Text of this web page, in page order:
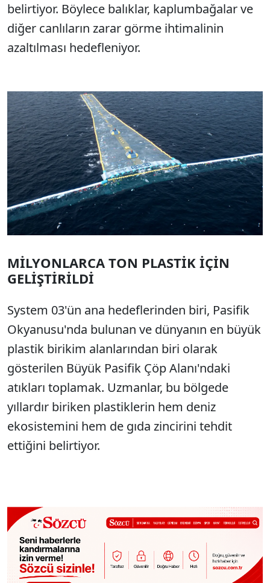
belirtiyor. Böylece balıklar, kaplumbağalar ve
diğer canlıların zarar görme ihtimalinin
azaltılması hedefleniyor.
MİLYONLARCA TON PLASTİK İÇİN
GELİŞTİRİLDİ
System 03'ün ana hedeflerinden biri, Pasifik
Okyanusu'nda bulunan ve dünyanın en büyük
plastik birikim alanlarından biri olarak
gösterilen Büyük Pasifik Çöp Alanı'ndaki
atıkları toplamak. Uzmanlar, bu bölgede
yıllardır biriken plastiklerin hem deniz
ekosistemini hem de gıda zincirini tehdit
ettiğini belirtiyor.